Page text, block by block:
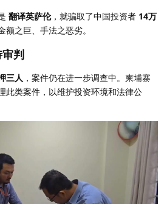
翻译英萨伦，就骗取了中国投资者 14万
额之巨、手法之恶劣。
判
三人 ，案件仍在进一步调查中。柬埔寨
此类案件，以维护投资环境和法律公